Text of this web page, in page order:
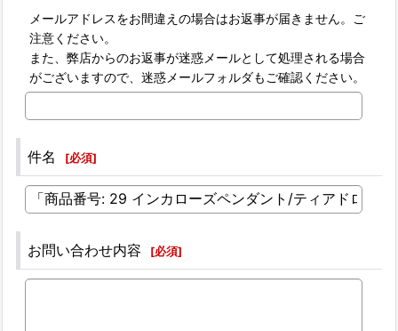
メールアドレスをお間違えの場合はお返事が届きません。ご
注意ください。
また、弊店からのお返事が迷惑メールとして処理される場合
がございますので、迷惑メールフォルダもご確認ください。
件名 [必須]
お問い合わせ内容 [必須]